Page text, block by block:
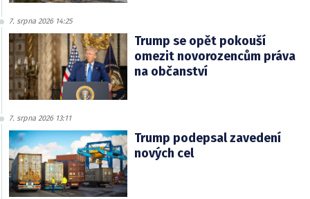
7. srpna 2026 14:25
Trump se opět pokouší
omezit novorozencům práva
na občanství
7. srpna 2026 13:11
Trump podepsal zavedení
nových cel